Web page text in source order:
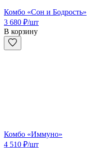
Комбо «Сон и Бодрость»
3 680 ₽/шт
В корзину
Комбо «Иммуно»
4 510 ₽/шт